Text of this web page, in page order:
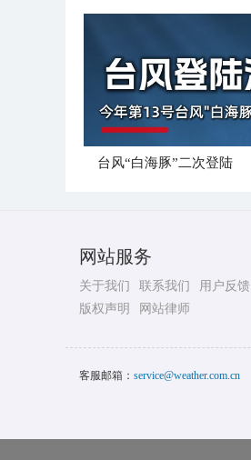
台风“白海豚”二次登陆
网站服务
关于我们 联系我们
用户反馈
版权声明
网站律师
客服邮箱： service@weather.com.cn